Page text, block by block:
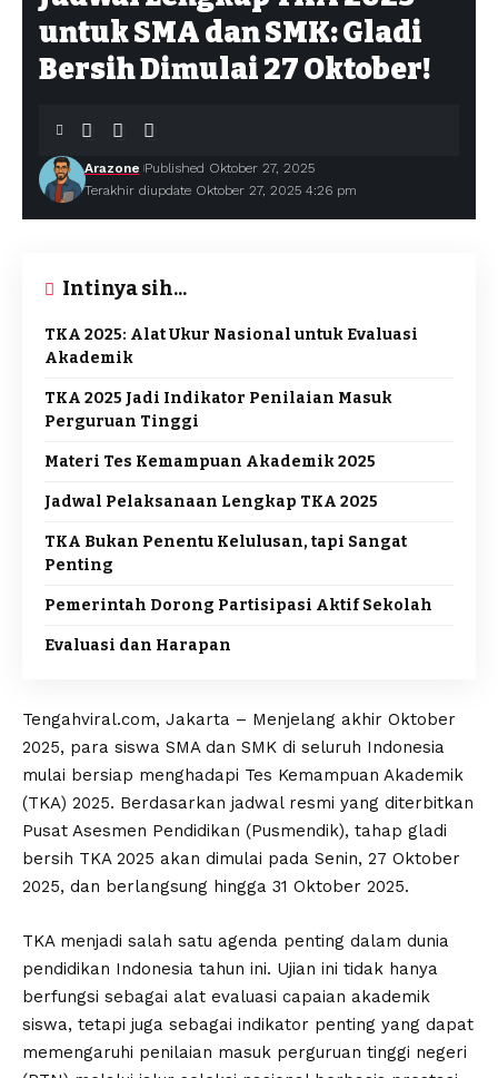
untuk SMA dan SMK: Gladi
Bersih Dimulai 27 Oktober!
Terakhir diupdate Oktober 27, 2025 4:26 pm
Arazone Published Oktober 27, 2025
Intinya sih...
TKA 2025: Alat Ukur Nasional untuk Evaluasi
Akademik
TKA 2025 Jadi Indikator Penilaian Masuk
Perguruan Tinggi
Materi Tes Kemampuan Akademik 2025
Jadwal Pelaksanaan Lengkap TKA 2025
TKA Bukan Penentu Kelulusan, tapi Sangat
Penting
Pemerintah Dorong Partisipasi Aktif Sekolah
Evaluasi dan Harapan
Tengahviral.com, Jakarta – Menjelang akhir Oktober
2025, para siswa SMA dan SMK di seluruh Indonesia
mulai bersiap menghadapi Tes Kemampuan Akademik
(TKA) 2025. Berdasarkan jadwal resmi yang diterbitkan
Pusat Asesmen Pendidikan (Pusmendik), tahap gladi
bersih TKA 2025 akan dimulai pada Senin, 27 Oktober
2025, dan berlangsung hingga 31 Oktober 2025.
TKA menjadi salah satu agenda penting dalam dunia
pendidikan Indonesia tahun ini. Ujian ini tidak hanya
berfungsi sebagai alat evaluasi capaian akademik
siswa, tetapi juga sebagai indikator penting yang dapat
memengaruhi penilaian masuk perguruan tinggi negeri